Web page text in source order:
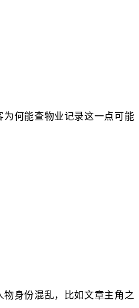
何能查物业记录这一点可能
身份混乱，比如文章主角之